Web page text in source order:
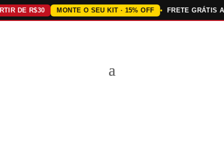
R$30 MONTE O SEU KIT · 15% OFF FRETE GRÁTIS